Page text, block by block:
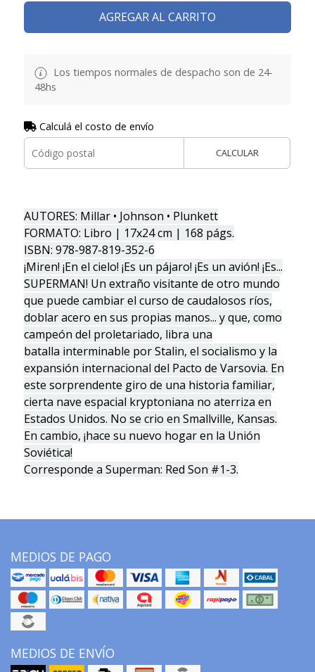
AGREGAR AL CARRITO
Los tiempos normales de despacho son de 24-
48hs
Calculá el costo de envío
CALCULAR
AUTORES: Millar • Johnson • Plunkett
FORMATO: Libro | 17x24 cm | 168 págs.
ISBN: 978-987-819-352-6
¡Miren! ¡En el cielo! ¡Es un pájaro! ¡Es un avión! ¡Es...
SUPERMAN! Un extraño visitante de otro mundo
que puede cambiar el curso de caudalosos ríos,
doblar acero en sus propias manos... y que, como
campeón del proletariado, libra una
batalla interminable por Stalin, el socialismo y la
expansión internacional del Pacto de Varsovia. En
este sorprendente giro de una historia familiar,
cierta nave espacial kryptoniana no aterriza en
Estados Unidos. No se crio en Smallville, Kansas.
En cambio, ¡hace su nuevo hogar en la Unión
Soviética!
Corresponde a Superman: Red Son #1-3.
MEDIOS DE PAGO
MEDIOS DE ENVÍO